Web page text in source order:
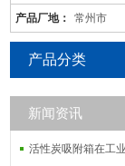
地表水、生活饮用
塑料清洗污水处理
（4）努力作到全系
产品厂地： 常州市
产品分类
新闻资讯
活性炭吸附箱在工